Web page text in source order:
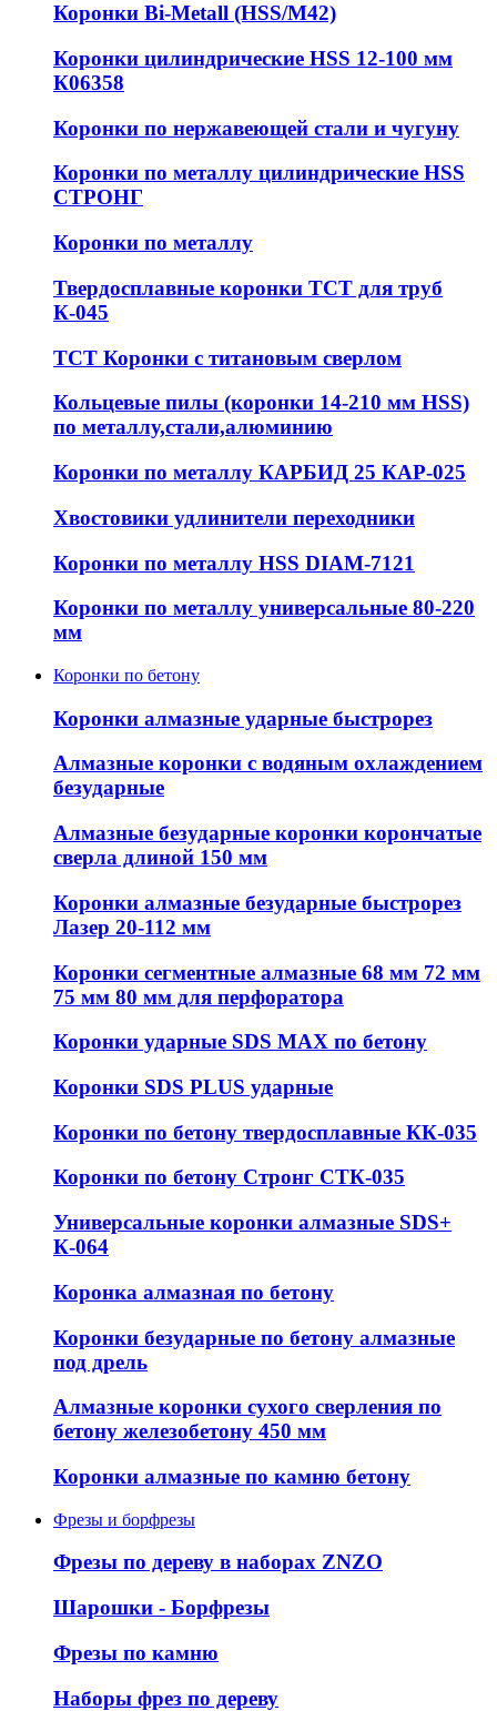
Коронки Bi-Metall (HSS/М42)
Коронки цилиндрические HSS 12-100 мм
К06358
Коронки по нержавеющей стали и чугуну
Коронки по металлу цилиндрические HSS
СТРОНГ
Коронки по металлу
Твердосплавные коронки ТСТ для труб
К-045
ТСТ Коронки с титановым сверлом
Кольцевые пилы (коронки 14-210 мм HSS)
по металлу,стали,алюминию
Коронки по металлу КАРБИД 25 КАР-025
Хвостовики удлинители переходники
Коронки по металлу HSS DIAM-7121
Коронки по металлу универсальные 80-220
мм
Коронки по бетону
Коронки алмазные ударные быстрорез
Алмазные коронки с водяным охлаждением
безударные
Алмазные безударные коронки корончатые
сверла длиной 150 мм
Коронки алмазные безударные быстрорез
Лазер 20-112 мм
Коронки сегментные алмазные 68 мм 72 мм
75 мм 80 мм для перфоратора
Коронки ударные SDS MAX по бетону
Коронки SDS PLUS ударные
Коронки по бетону твердосплавные КК-035
Коронки по бетону Стронг СТК-035
Универсальные коронки алмазные SDS+
К-064
Коронка алмазная по бетону
Коронки безударные по бетону алмазные
под дрель
Алмазные коронки сухого сверления по
бетону железобетону 450 мм
Коронки алмазные по камню бетону
Фрезы и борфрезы
Фрезы по дереву в наборах ZNZO
Шарошки - Борфрезы
Фрезы по камню
Наборы фрез по дереву